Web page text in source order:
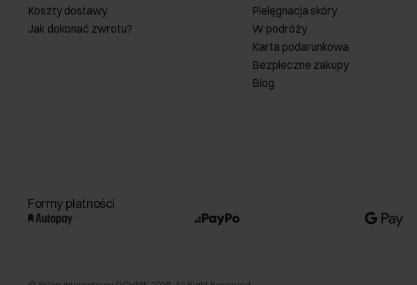
Koszty dostawy
Jak dokonać zwrotu?
Pielęgnacja skóry
W podróży
Karta podarunkowa
Bezpieczne zakupy
Blog
Formy płatności